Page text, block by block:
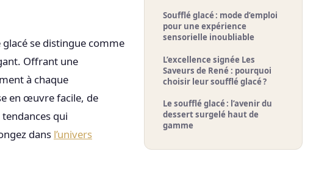
glacé se distingue comme
Offrant une
à chaque
en œuvre facile, de
qui
dans l’univers
Soufflé glacé : mode d’emploi
pour une expérience
sensorielle inoubliable
L’excellence signée Les
Saveurs de René : pourquoi
choisir leur soufflé glacé ?
Le soufflé glacé : l’avenir du
dessert surgelé haut de
gamme